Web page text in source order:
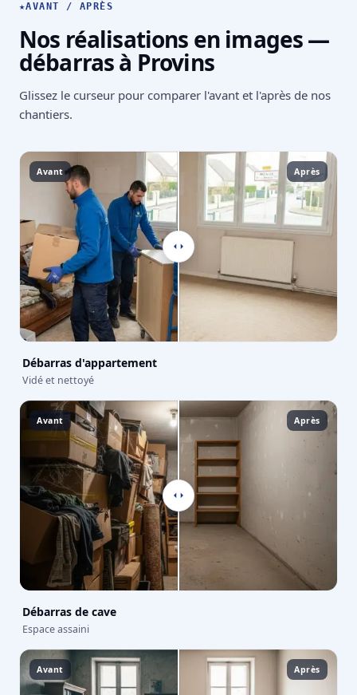
★AVANT / APRÈS
Nos réalisations en images —
débarras à Provins
Glissez le curseur pour comparer l'avant et l'après de nos
chantiers.
Avant Après
Débarras d'appartement
Vidé et nettoyé
Avant Après
Débarras de cave
Espace assaini
Avant Après